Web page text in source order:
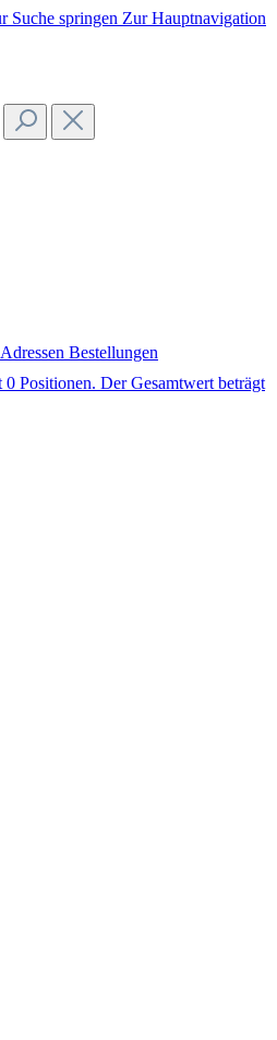
Suche springen Zur Hauptnavigation
Adressen Bestellungen
0 Positionen. Der Gesamtwert beträgt